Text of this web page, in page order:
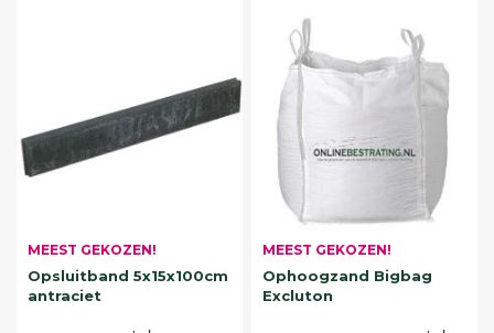
MEEST GEKOZEN!
Opsluitband 5x15x100cm
antraciet
MEEST GEKOZEN!
Ophoogzand Bigbag
Excluton